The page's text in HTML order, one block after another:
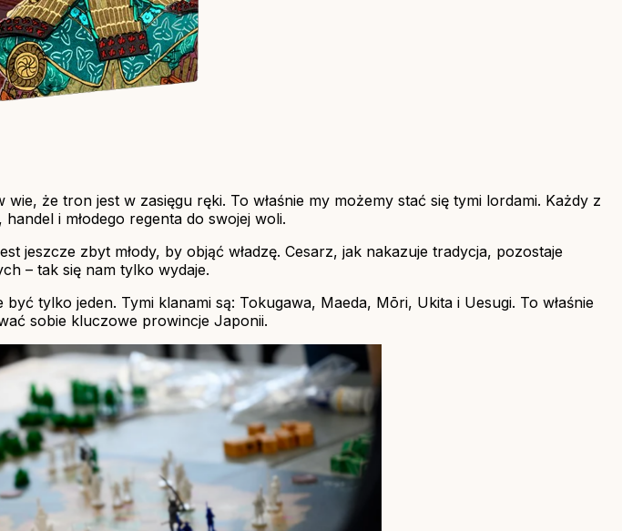
że tron ​​jest w zasięgu ręki. To właśnie my możemy stać się tymi lordami. Każdy z
i młodego regenta do swojej woli.
jeszcze zbyt młody, by objąć władzę. Cesarz, jak nakazuje tradycja, pozostaje
– tak się nam tylko wydaje.
tylko jeden. Tymi klanami są: Tokugawa, Maeda, Mōri, Ukita i Uesugi. To właśnie
sobie kluczowe prowincje Japonii.